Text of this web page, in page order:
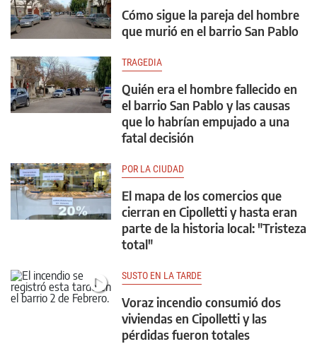
Cómo sigue la pareja del hombre
que murió en el barrio San Pablo
TRAGEDIA
Quién era el hombre fallecido en
el barrio San Pablo y las causas
que lo habrían empujado a una
fatal decisión
POR LA CIUDAD
El mapa de los comercios que
cierran en Cipolletti y hasta eran
parte de la historia local: "Tristeza
total"
SUSTO EN LA TARDE
Voraz incendio consumió dos
viviendas en Cipolletti y las
pérdidas fueron totales